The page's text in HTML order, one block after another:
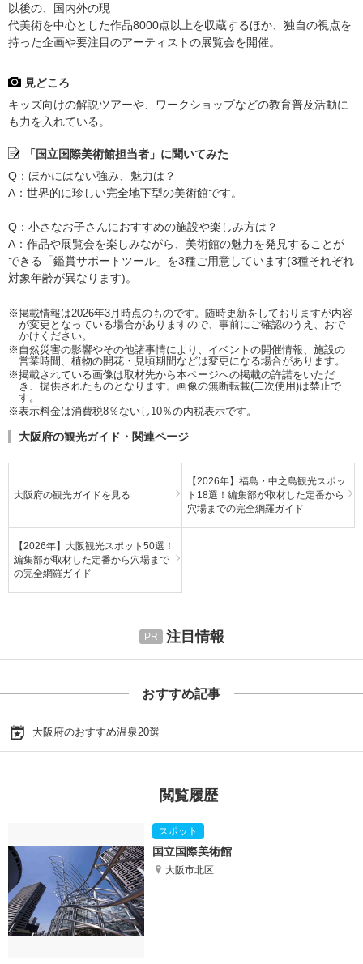
以後の、国内外の現
代美術を中心とした作品8000点以上を収蔵するほか、独自の視点を
持った企画や要注目のアーティストの展覧会を開催。
見どころ
キッズ向けの解説ツアーや、ワークショップなどの教育普及活動に
も力を入れている。
「国立国際美術館担当者」に聞いてみた
Q：ほかにはない強み、魅力は？
A：世界的に珍しい完全地下型の美術館です。
Q：小さなお子さんにおすすめの施設や楽しみ方は？
A：作品や展覧会を楽しみながら、美術館の魅力を発見することが
できる「鑑賞サポートツール」を3種ご用意しています(3種それぞれ
対象年齢が異なります)。
※掲載情報は2026年3月時点のものです。随時更新をしておりますが内容
が変更となっている場合がありますので、事前にご確認のうえ、おで
かけください。
※自然災害の影響やその他諸事情により、イベントの開催情報、施設の
営業時間、植物の開花・見頃期間などは変更になる場合があります。
※掲載されている画像は取材先から本ページへの掲載の許諾をいただ
き、提供されたものとなります。画像の無断転載(二次使用)は禁止で
す。
※表示料金は消費税8％ないし10％の内税表示です。
大阪府の観光ガイド・関連ページ
大阪府の観光ガイドを見る
【2026年】福島・中之島観光スポッ
ト18選！編集部が取材した定番から
穴場までの完全網羅ガイド
【2026年】大阪観光スポット50選！
編集部が取材した定番から穴場まで
の完全網羅ガイド
注目情報
おすすめ記事
大阪府のおすすめ温泉20選
閲覧履歴
国立国際美術館
大阪市北区